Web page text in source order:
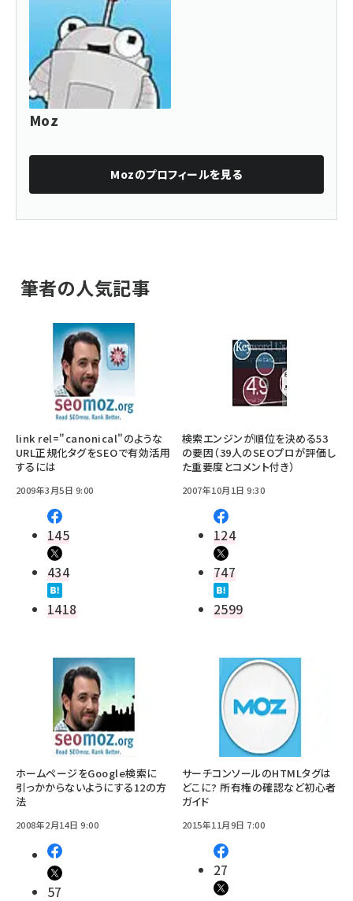
Moz
Mozのプロフィールを見る
筆者の人気記事
link rel="canonical"のような
URL正規化タグをSEOで有効活用
するには
2009年3月5日 9:00
145
434
1418
検索エンジンが順位を決める53
の要因（39人のSEOプロが評価し
た重要度とコメント付き）
2007年10月1日 9:30
124
747
2599
ホームページをGoogle検索に
引っかからないようにする12の方
法
2008年2月14日 9:00
57
サーチコンソールのHTMLタグは
どこに? 所有権の確認など初心者
ガイド
2015年11月9日 7:00
27